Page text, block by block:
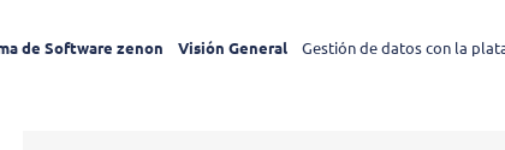
de Software zenon Visión General Gestión de datos con la